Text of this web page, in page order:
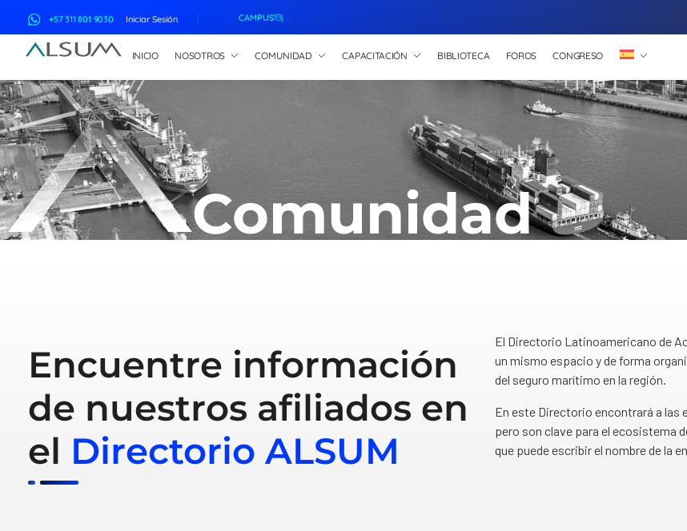
+57 311 801 9030 Iniciar Sesión CAMPUS
INICIO NOSOTROS COMUNIDAD CAPACITACIÓN BIBLIOTECA FOROS CONGRESO
Comunidad
Encuentre información
de nuestros afiliados en
el Directorio ALSUM
El Directorio Latinoamericano de
un mismo espacio y de forma
del seguro marítimo en la región.
En este Directorio encontrará a las
pero son clave para el ecosistema
que puede escribir el nombre de la